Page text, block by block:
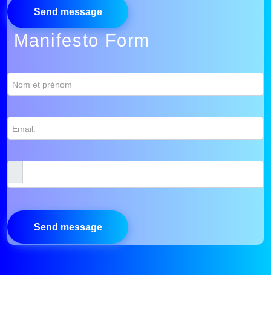
Manifesto Form
Nom et prénom
Email: